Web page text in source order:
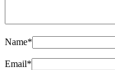
Name*
Email*